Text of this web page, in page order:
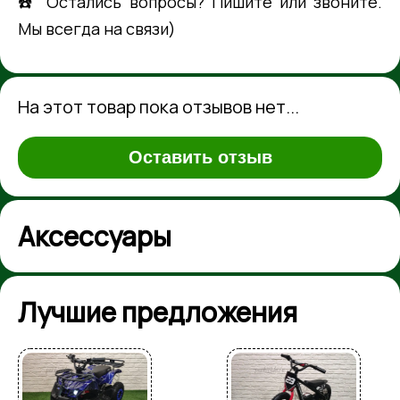
Мы всегда на связи)
На этот товар пока отзывов нет...
Оставить отзыв
Аксессуары
Лучшие предложения